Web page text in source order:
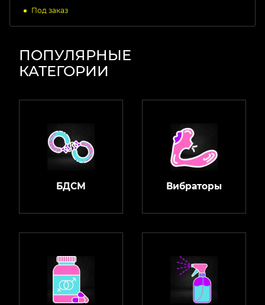
Под заказ
ПОПУЛЯРНЫЕ
КАТЕГОРИИ
БДСМ Вибраторы